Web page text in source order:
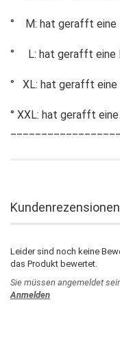
° M: hat gerafft eine
° L: hat gerafft eine
° XL: hat gerafft eine
° XXL: hat gerafft
Kundenrezensionen
Leider sind noch keine
das Produkt bewertet.
Sie müssen angemeldet
Anmelden